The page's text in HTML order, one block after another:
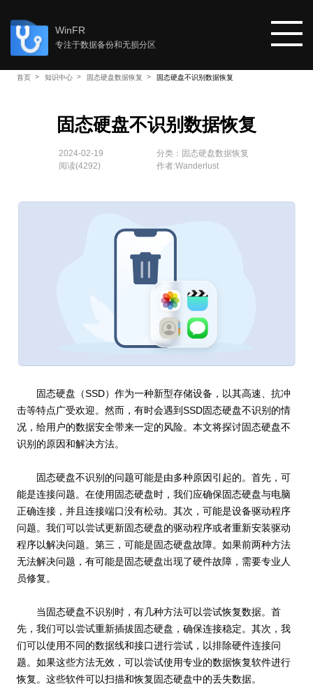
WinFR
专注于数据备份和无损分区
首页 知识中心 固态硬盘数据恢复 固态硬盘不识别数据恢复
固态硬盘不识别数据恢复
2024-02-19 分类： 固态硬盘数据恢复
阅读(4292) 作者:Wanderlust
固态硬盘（SSD）作为一种新型存储设备，以其高速、抗冲
击等特点广受欢迎。然而，有时会遇到SSD固态硬盘不识别的情
况，给用户的数据安全带来一定的风险。本文将探讨固态硬盘不
识别的原因和解决方法。
固态硬盘不识别的问题可能是由多种原因引起的。首先，可
能是连接问题。在使用固态硬盘时，我们应确保固态硬盘与电脑
正确连接，并且连接端口没有松动。其次，可能是设备驱动程序
问题。我们可以尝试更新固态硬盘的驱动程序或者重新安装驱动
程序以解决问题。第三，可能是固态硬盘故障。如果前两种方法
无法解决问题，有可能是固态硬盘出现了硬件故障，需要专业人
员修复。
当固态硬盘不识别时，有几种方法可以尝试恢复数据。首
先，我们可以尝试重新插拔固态硬盘，确保连接稳定。其次，我
们可以使用不同的数据线和接口进行尝试，以排除硬件连接问
题。如果这些方法无效，可以尝试使用专业的数据恢复软件进行
恢复。这些软件可以扫描和恢复固态硬盘中的丢失数据。